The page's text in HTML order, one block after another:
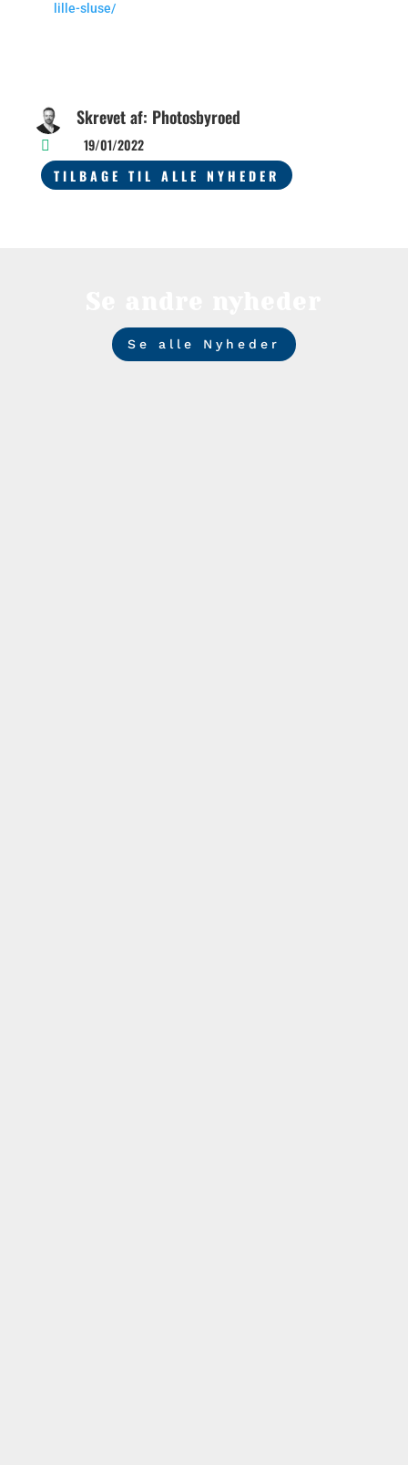
lille-sluse/
Skrevet af: Photosbyroed

19/01/2022
TILBAGE TIL ALLE NYHEDER
Se alle Nyheder